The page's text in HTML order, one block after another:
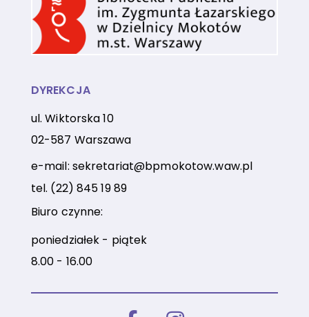
DYREKCJA
ul. Wiktorska 10
02-587 Warszawa
e-mail: sekretariat@bpmokotow.waw.pl
tel. (22) 845 19 89
Biuro czynne:
poniedziałek - piątek
8.00 - 16.00